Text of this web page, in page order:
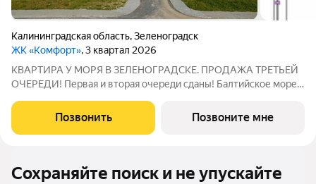
Калининградская область,Зеленоградск
ЖК «Комфорт», 3 квартал 2026
КВАРТИРА У МОРЯ В ЗЕЛЕНОГРАДСКЕ. ПРОДАЖА ТРЕТЬЕЙ
ОЧЕРЕДИ! Первая и вторая очереди сданы! Балтийское море в
застройщика Семейная ипотека от 2.2% Рассрочка от
застройщика 0% Траншевая ипотека от
Позвонить Позвоните мне
Сохраняйте поиск и не упускайте